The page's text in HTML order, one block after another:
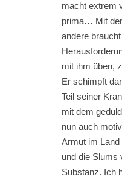
macht extrem
prima… Mit
andere
mit ihm üben,
Er schimpft
Teil seiner
mit dem
nun auch
Armut im
und die Slums
Substanz. Ich